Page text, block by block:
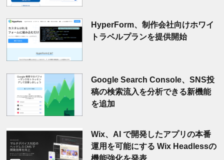
HyperForm、制作会社向けホワイ
トラベルプランを提供開始
Google Search Console、SNS投
稿の検索流入を分析できる新機能
を追加
Wix、AI で開発したアプリの本番
運用を可能にする Wix Headlessの
機能強化を発表